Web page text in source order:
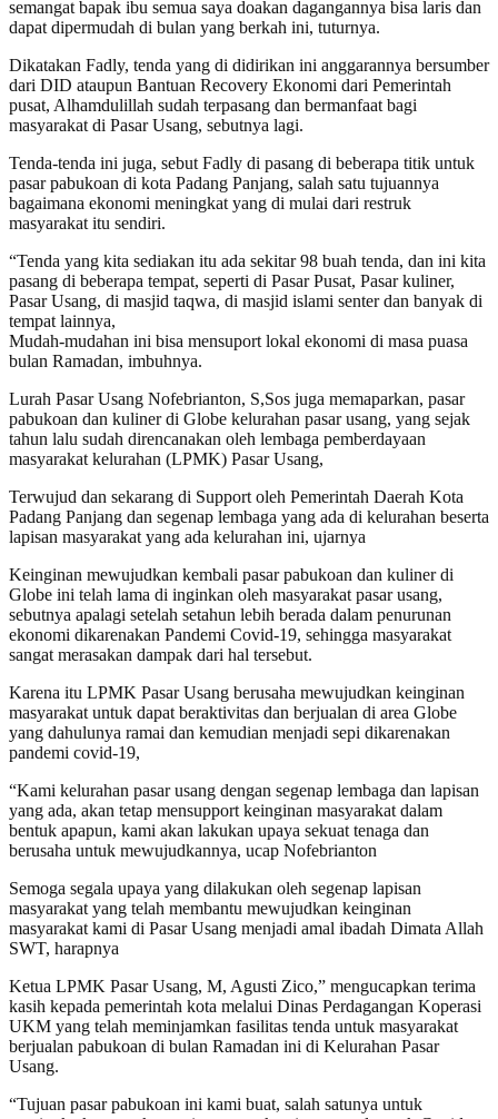
semangat bapak ibu semua saya doakan dagangannya bisa laris dan
dapat dipermudah di bulan yang berkah ini, tuturnya.
Dikatakan Fadly, tenda yang di didirikan ini anggarannya bersumber
dari DID ataupun Bantuan Recovery Ekonomi dari Pemerintah
pusat, Alhamdulillah sudah terpasang dan bermanfaat bagi
masyarakat di Pasar Usang, sebutnya lagi.
Tenda-tenda ini juga, sebut Fadly di pasang di beberapa titik untuk
pasar pabukoan di kota Padang Panjang, salah satu tujuannya
bagaimana ekonomi meningkat yang di mulai dari restruk
masyarakat itu sendiri.
“Tenda yang kita sediakan itu ada sekitar 98 buah tenda, dan ini kita
pasang di beberapa tempat, seperti di Pasar Pusat, Pasar kuliner,
Pasar Usang, di masjid taqwa, di masjid islami senter dan banyak di
tempat lainnya,
Mudah-mudahan ini bisa mensuport lokal ekonomi di masa puasa
bulan Ramadan, imbuhnya.
Lurah Pasar Usang Nofebrianton, S,Sos juga memaparkan, pasar
pabukoan dan kuliner di Globe kelurahan pasar usang, yang sejak
tahun lalu sudah direncanakan oleh lembaga pemberdayaan
masyarakat kelurahan (LPMK) Pasar Usang,
Terwujud dan sekarang di Support oleh Pemerintah Daerah Kota
Padang Panjang dan segenap lembaga yang ada di kelurahan beserta
lapisan masyarakat yang ada kelurahan ini, ujarnya
Keinginan mewujudkan kembali pasar pabukoan dan kuliner di
Globe ini telah lama di inginkan oleh masyarakat pasar usang,
sebutnya apalagi setelah setahun lebih berada dalam penurunan
ekonomi dikarenakan Pandemi Covid-19, sehingga masyarakat
sangat merasakan dampak dari hal tersebut.
Karena itu LPMK Pasar Usang berusaha mewujudkan keinginan
masyarakat untuk dapat beraktivitas dan berjualan di area Globe
yang dahulunya ramai dan kemudian menjadi sepi dikarenakan
pandemi covid-19,
“Kami kelurahan pasar usang dengan segenap lembaga dan lapisan
yang ada, akan tetap mensupport keinginan masyarakat dalam
bentuk apapun, kami akan lakukan upaya sekuat tenaga dan
berusaha untuk mewujudkannya, ucap Nofebrianton
Semoga segala upaya yang dilakukan oleh segenap lapisan
masyarakat yang telah membantu mewujudkan keinginan
masyarakat kami di Pasar Usang menjadi amal ibadah Dimata Allah
SWT, harapnya
Ketua LPMK Pasar Usang, M, Agusti Zico,” mengucapkan terima
kasih kepada pemerintah kota melalui Dinas Perdagangan Koperasi
UKM yang telah meminjamkan fasilitas tenda untuk masyarakat
berjualan pabukoan di bulan Ramadan ini di Kelurahan Pasar
Usang.
“Tujuan pasar pabukoan ini kami buat, salah satunya untuk